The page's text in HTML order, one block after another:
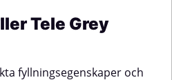
Tele Grey
fyllningsegenskaper och